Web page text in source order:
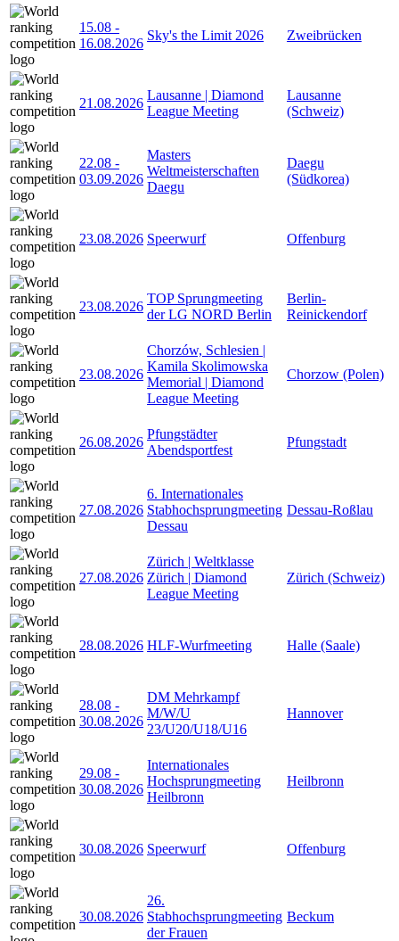
15.08 -
16.08.2026
Sky's the Limit 2026 Zweibrücken
21.08.2026
Lausanne | Diamond
League Meeting
Lausanne
(Schweiz)
22.08 -
03.09.2026
Masters
Weltmeisterschaften
Daegu
Daegu
(Südkorea)
23.08.2026 Speerwurf Offenburg
23.08.2026
TOP Sprungmeeting
der LG NORD Berlin
Berlin-
Reinickendorf
23.08.2026
Chorzów, Schlesien |
Kamila Skolimowska
Memorial | Diamond
League Meeting
Chorzow (Polen)
26.08.2026
Pfungstädter
Abendsportfest
Pfungstadt
27.08.2026
6. Internationales
Stabhochsprungmeeting
Dessau
Dessau-Roßlau
27.08.2026
Zürich | Weltklasse
Zürich | Diamond
League Meeting
Zürich (Schweiz)
28.08.2026 HLF-Wurfmeeting Halle (Saale)
28.08 -
30.08.2026
DM Mehrkampf
M/W/U
23/U20/U18/U16
Hannover
29.08 -
30.08.2026
Internationales
Hochsprungmeeting
Heilbronn
Heilbronn
30.08.2026 Speerwurf Offenburg
30.08.2026
26.
Stabhochsprungmeeting
der Frauen
Beckum